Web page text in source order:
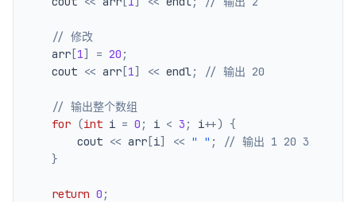
// 修改
    arr
[1] = 20 ;
    cout
<< arr [1] << endl; // 输出 20
// 输出整个数组
for (int i = 0 ; i < 3 ; i++) {
        cout
<< arr [i] << " " ;
// 输出 1 20 3
}
return 0 ;